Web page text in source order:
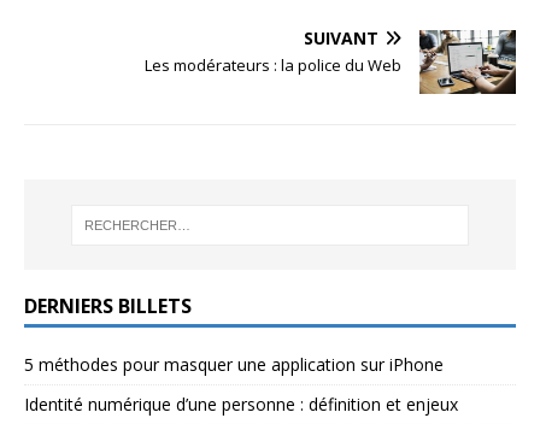
SUIVANT
Les modérateurs : la police du Web
DERNIERS BILLETS
5 méthodes pour masquer une application sur iPhone
Identité numérique d’une personne : définition et enjeux